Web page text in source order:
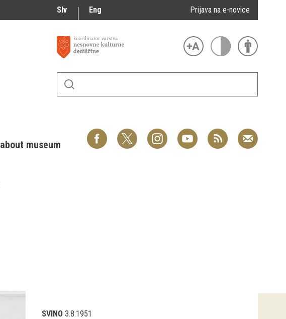
Slv Eng Prijava na e-novice
about museum
SVINO 3.8.1951